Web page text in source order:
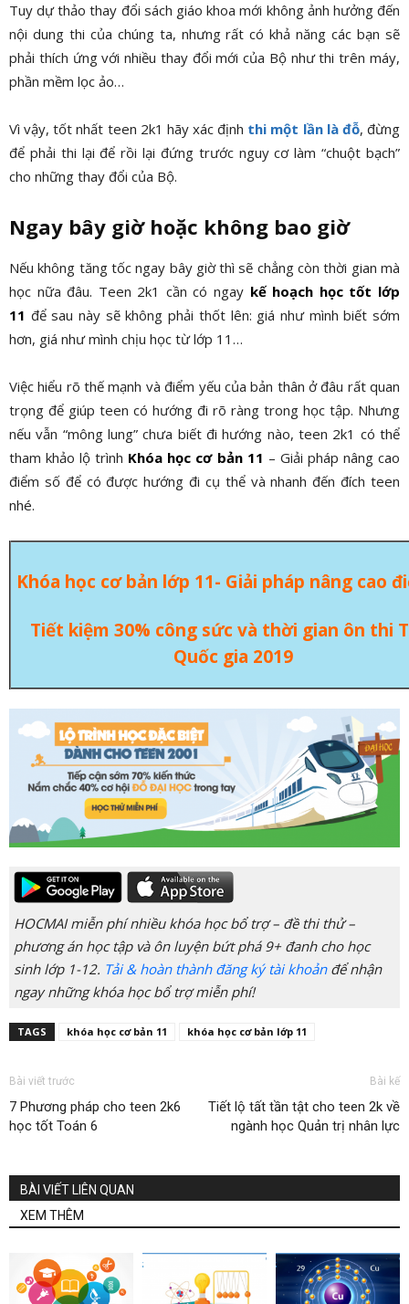
Tuy dự thảo thay đổi sách giáo khoa mới không ảnh hưởng đến
nội dung thi của chúng ta, nhưng rất có khả năng các bạn sẽ
phải thích ứng với nhiều thay đổi mới của Bộ như thi trên máy,
phần mềm lọc ảo…
Vì vậy, tốt nhất teen 2k1 hãy xác định thi một lần là đỗ, đừng
để phải thi lại để rồi lại đứng trước nguy cơ làm “chuột bạch”
cho những thay đổi của Bộ.
Ngay bây giờ hoặc không bao giờ
Nếu không tăng tốc ngay bây giờ thì sẽ chẳng còn thời gian mà
học nữa đâu. Teen 2k1 cần có ngay kế hoạch học tốt lớp
11 để sau này sẽ không phải thốt lên: giá như mình biết sớm
hơn, giá như mình chịu học từ lớp 11…
Việc hiểu rõ thế mạnh và điểm yếu của bản thân ở đâu rất quan
trọng để giúp teen có hướng đi rõ ràng trong học tập. Nhưng
nếu vẫn “mông lung” chưa biết đi hướng nào, teen 2k1 có thể
tham khảo lộ trình Khóa học cơ bản 11 – Giải pháp nâng cao
điểm số để có được hướng đi cụ thể và nhanh đến đích teen
nhé.
Khóa học cơ bản lớp 11- Giải pháp nâng cao
Tiết kiệm 30% công sức và thời gian ôn thi
Quốc gia 2019
HOCMAI miễn phí nhiều khóa học bổ trợ – đề thi thử –
phương án học tập và ôn luyện bứt phá 9+ đanh cho học
sinh lớp 1-12. Tải & hoàn thành đăng ký tài khoảnđể nhận
ngay những khóa học bổ trợ miễn phí!
TAGS khóa học cơ bản 11 khóa học cơ bản lớp 11
Bài viết trước
7 Phương pháp cho teen 2k6
học tốt Toán 6
Bài kế
Tiết lộ tất tần tật cho teen 2k về
ngành học Quản trị nhân lực
BÀI VIẾT LIÊN QUAN
XEM THÊM